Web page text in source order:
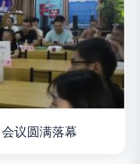
议圆满落幕